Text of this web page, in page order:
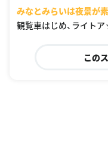
みなとみらいは夜景が
観覧車はじめ、ライト
この